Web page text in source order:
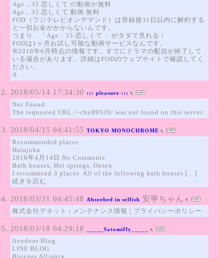
Age，35 恋しくて の動画が無料
Age，35 恋しくて 動画 無料
FOD（フジテレビオンデマンド）は登録後31日以内に解約する
と一切お金がかからないんです。
つまり、「Age，35 恋しくて 」がタダで見れる！
FODは1ヶ月お試し可能な動画サービスなんです。
※2018年6月時点の情報です。すでにドラマの配信が終了して
いる場合があります。詳細はFODのウェブサイトで確認してく
ださい。
A
2018/05/14 17:34:30 ::: pleasure :::
Not Found
The requested URL /~cby89520/ was not found on this server.
2018/04/15 04:41:55 TOKYO MONOCHROME
Recommended places
Harajuku
2018年4月14日 No Comments
Bath houses, Hot springs, Onsen
I recommend 3 places. All of the following bath houses […]
続きを読む
2018/03/31 04:45:48 Absoebed in selfish 安寧ちゃん
株式会社デネット | メンテナンス情報 | プライバシーポリシー
2018/03/18 04:29:18 _____Satomiffy_____
livedoor Blog
LINE BLOG
Blogger Alliance